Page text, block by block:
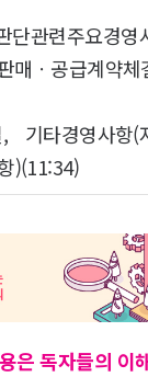
단관련주요경영
매ㆍ공급계약체
기타경영사항(
)(11:34)
은 독자들의 이